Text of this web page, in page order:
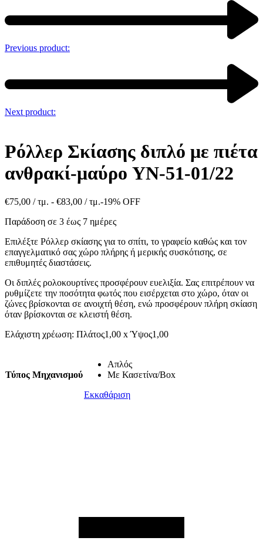
Previous product:
Next product:
Ρόλλερ Σκίασης διπλό με πιέτα
ανθρακί-μαύρο YN-51-01/22
€75,00 / τμ. - €83,00 / τμ.-19% OFF
Παράδοση σε 3 έως 7 ημέρες
Επιλέξτε Ρόλλερ σκίασης για το σπίτι, το γραφείο καθώς και τον
επαγγελματικό σας χώρο πλήρης ή μερικής συσκότισης, σε
επιθυμητές διαστάσεις.
Οι διπλές ρολοκουρτίνες προσφέρουν ευελιξία. Σας επιτρέπουν να
ρυθμίζετε την ποσότητα φωτός που εισέρχεται στο χώρο, όταν οι
ζώνες βρίσκονται σε ανοιχτή θέση, ενώ προσφέρουν πλήρη σκίαση
όταν βρίσκονται σε κλειστή θέση.
Ελάχιστη χρέωση: Πλάτος1,00 x Ύψος1,00
Τύπος Μηχανισμού
Απλός
Με Κασετίνα/Box
Εκκαθάριση